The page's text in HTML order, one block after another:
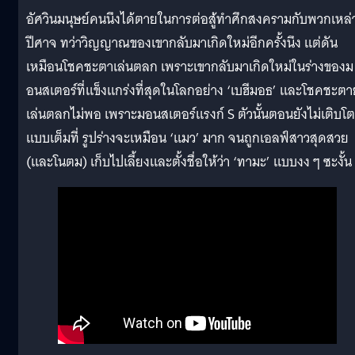
อัศวินมนุษย์คนนึงได้ตายในการต่อสู้ทำศึกสงครามกับพวกเหล่
ปีศาจ ทว่าวิญญาณของเขากลับมาเกิดใหม่อีกครั้งนึง แต่ดัน
เหมือนโชคชะตาเล่นตลก เพราะเขากลับมาเกิดใหม่ในร่างของม
อนสเตอร์ที่แข็งแกร่งที่สุดในโลกอย่าง ‘เบฮีมอธ’ และโชคชะต
เล่นตลกไม่พอ เพราะมอนสเตอร์แรงก์ S ตัวนั้นตอนยังไม่เติบโต
แบบเต็มที่ รูปร่างจะเหมือน ‘แมว’ มาก จนถูกเอลฟ์สาวสุดสวย
(และโนตม) เก็บไปเลี้ยงและตั้งชื่อให้ว่า ‘ทามะ’ แบบงง ๆ ซะงั้น